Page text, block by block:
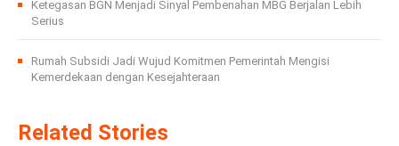
Ketegasan BGN Menjadi Sinyal Pembenahan MBG Berjalan Lebih
Serius
Rumah Subsidi Jadi Wujud Komitmen Pemerintah Mengisi
Kemerdekaan dengan Kesejahteraan
Related Stories